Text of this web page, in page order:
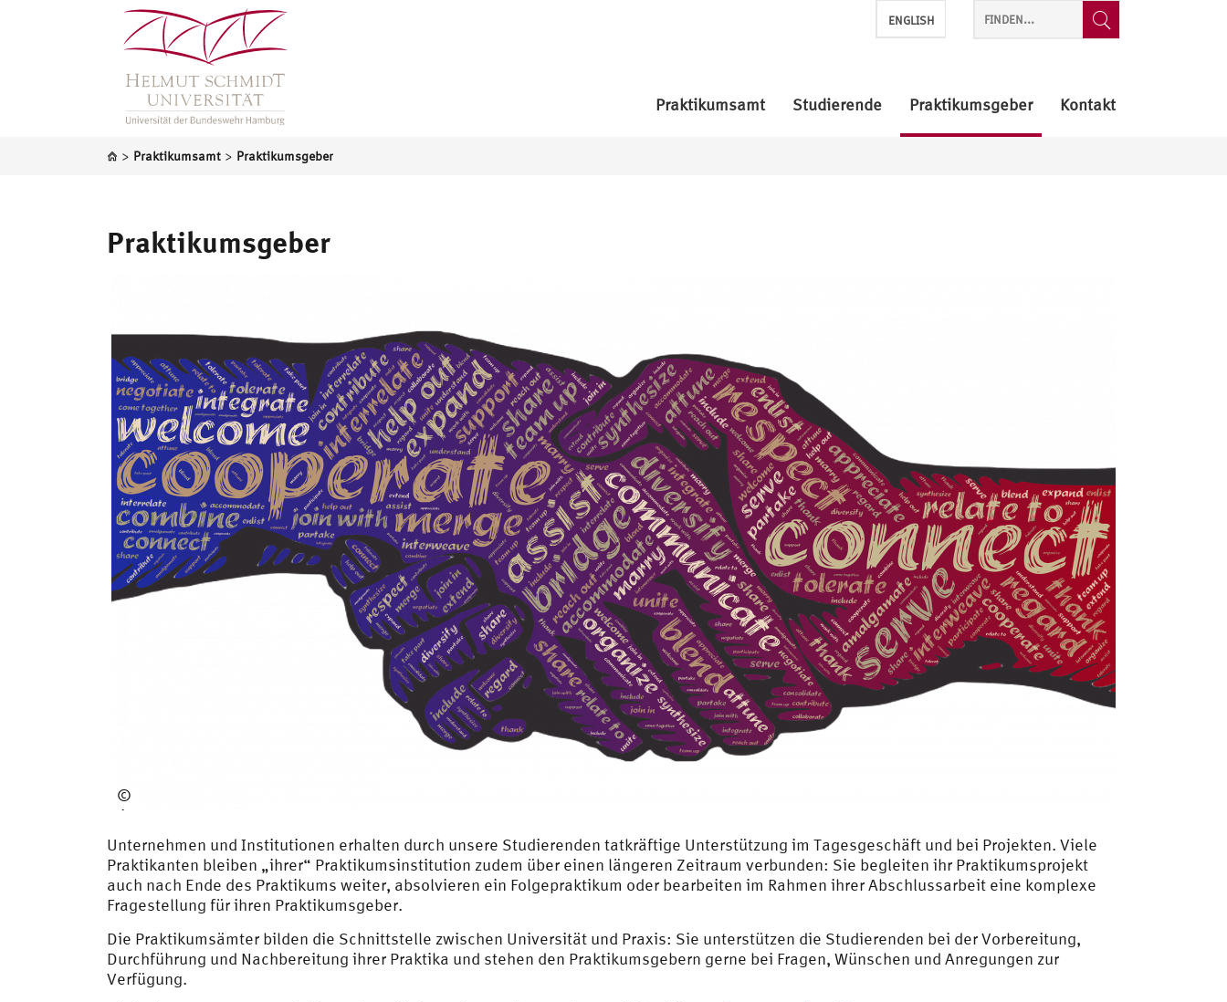
ENGLISH
Praktikumsamt Studierende Praktikumsgeber Kontakt
> Praktikumsamt > Praktikumsgeber
Praktikumsgeber
©
Pixabay
Unternehmen und Institutionen erhalten durch unsere Studierenden tatkräftige Unterstützung im Tagesgeschäft und bei Projekten. Viele
Praktikanten bleiben „ihrer“ Praktikumsinstitution zudem über einen längeren Zeitraum verbunden: Sie begleiten ihr Praktikumsprojekt
auch nach Ende des Praktikums weiter, absolvieren ein Folgepraktikum oder bearbeiten im Rahmen ihrer Abschlussarbeit eine komplexe
Fragestellung für ihren Praktikumsgeber.
Die Praktikumsämter bilden die Schnittstelle zwischen Universität und Praxis: Sie unterstützen die Studierenden bei der Vorbereitung,
Durchführung und Nachbereitung ihrer Praktika und stehen den Praktikumsgebern gerne bei Fragen, Wünschen und Anregungen zur
Verfügung.